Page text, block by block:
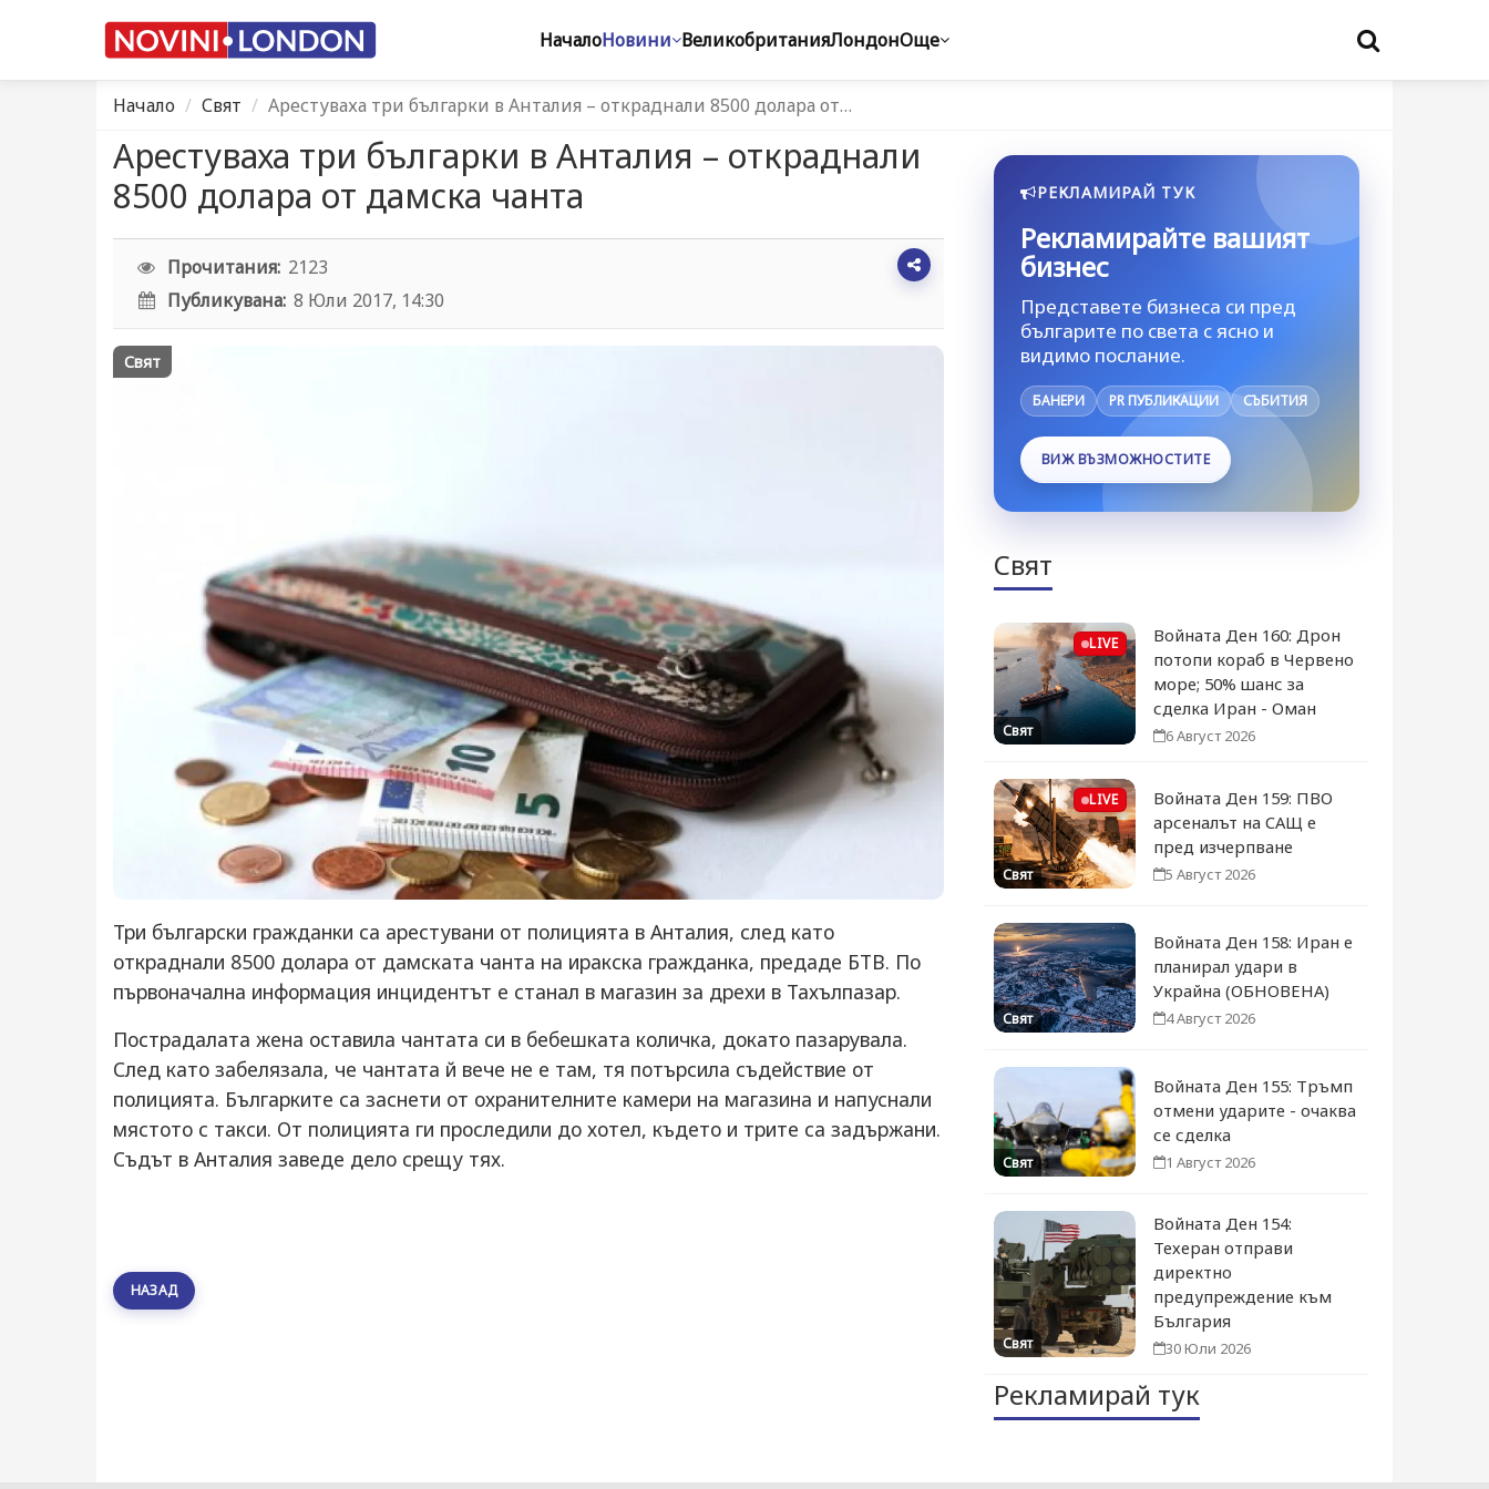
НачалоНовини ВеликобританияЛондонОще
Начало Свят Арестуваха три българки в Анталия – откраднали 8500 долара от…
Арестуваха три българки в Анталия – откраднали
8500 долара от дамска чанта
Прочитания: 2123
Публикувана: 8 Юли 2017, 14:30
Свят
Три български гражданки са арестувани от полицията в Анталия, след като
откраднали 8500 долара от дамската чанта на иракска гражданка, предаде БТВ. По
първоначална информация инцидентът е станал в магазин за дрехи в Тахълпазар.
Пострадалата жена оставила чантата си в бебешката количка, докато пазарувала.
След като забелязала, че чантата й вече не е там, тя потърсила съдействие от
полицията. Българките са заснети от охранителните камери на магазина и напуснали
мястото с такси. От полицията ги проследили до хотел, където и трите са задържани.
Съдът в Анталия заведе дело срещу тях.
НАЗАД
РЕКЛАМИРАЙ ТУК
Рекламирайте вашият
бизнес
Представете бизнеса си пред
българите по света с ясно и
видимо послание.
БАНЕРИ PR ПУБЛИКАЦИИ СЪБИТИЯ
ВИЖ ВЪЗМОЖНОСТИТЕ
Свят
LIVE
Свят
Войната Ден 160: Дрон
потопи кораб в Червено
море; 50% шанс за
сделка Иран - Оман
6 Август 2026
LIVE
Свят
Войната Ден 159: ПВО
арсеналът на САЩ е
пред изчерпване
5 Август 2026
Свят
Войната Ден 158: Иран е
планирал удари в
Украйна (ОБНОВЕНА)
4 Август 2026
Свят
Войната Ден 155: Тръмп
отмени ударите - очаква
се сделка
1 Август 2026
Свят
Войната Ден 154:
Техеран отправи
директно
предупреждение към
България
30 Юли 2026
Рекламирай тук